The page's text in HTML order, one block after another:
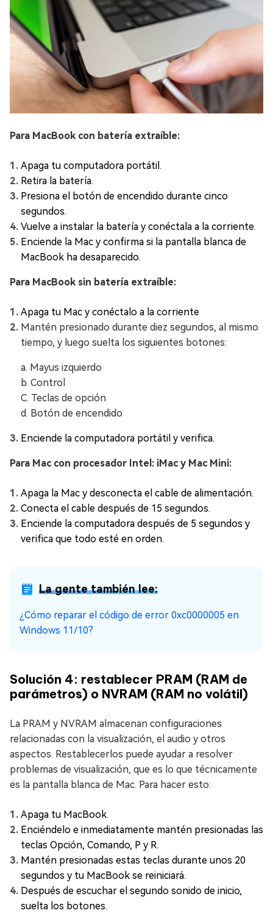
Para MacBook con batería extraíble:
Apaga tu computadora portátil.
Retira la batería.
Presiona el botón de encendido durante cinco
segundos.
Vuelve a instalar la batería y conéctala a la corriente.
Enciende la Mac y confirma si la pantalla blanca de
MacBook ha desaparecido.
Para MacBook sin batería extraíble:
Apaga tu Mac y conéctalo a la corriente
Mantén presionado durante diez segundos, al mismo
tiempo, y luego suelta los siguientes botones:
a. Mayus izquierdo
b. Control
C. Teclas de opción
d. Botón de encendido
Enciende la computadora portátil y verifica.
Para Mac con procesador Intel: iMac y Mac Mini:
Apaga la Mac y desconecta el cable de alimentación.
Conecta el cable después de 15 segundos.
Enciende la computadora después de 5 segundos y
verifica que todo esté en orden.
La gente también lee:
¿Cómo reparar el código de error 0xc0000005 en
Windows 11/10?
Solución 4: restablecer PRAM (RAM de
parámetros) o NVRAM (RAM no volátil)
La PRAM y NVRAM almacenan configuraciones
relacionadas con la visualización, el audio y otros
aspectos. Restablecerlos puede ayudar a resolver
problemas de visualización, que es lo que técnicamente
es la pantalla blanca de Mac. Para hacer esto:
Apaga tu MacBook.
Enciéndelo e inmediatamente mantén presionadas las
teclas Opción, Comando, P y R.
Mantén presionadas estas teclas durante unos 20
segundos y tu MacBook se reiniciará.
Después de escuchar el segundo sonido de inicio,
suelta los botones.